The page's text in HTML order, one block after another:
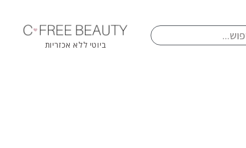
ביוטי ללא אכזריות